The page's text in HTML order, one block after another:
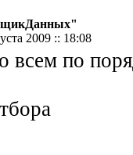
2009 :: 18:08
по